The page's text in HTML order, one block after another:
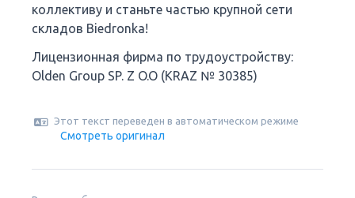
коллективу и станьте частью крупной сети
складов Biedronka!
Лицензионная фирма по трудоустройству:
Olden Group SP. Z O.O (KRAZ № 30385)
Этот текст переведен в автоматическом режиме
Смотреть оригинал